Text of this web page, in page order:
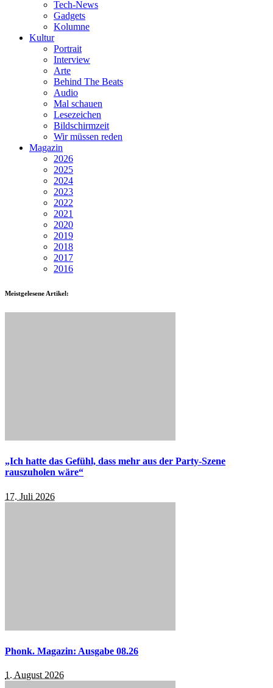
Tech-News
Gadgets
Kolumne
Kultur
Portrait
Interview
Arte
Behind The Beats
Audio
Mal schauen
Lesezeichen
Bildschirmzeit
Wir müssen reden
Magazin
2026
2025
2024
2023
2022
2021
2020
2019
2018
2017
2016
Meistgelesene Artikel:
„Ich hatte das Gefühl, dass mehr aus der Party-Szene
rauszuholen wäre“
17. Juli 2026
Phonk. Magazin: Ausgabe 08.26
1. August 2026